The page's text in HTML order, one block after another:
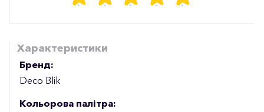
Характеристики
Бренд:
Deco Blik
Кольорова палітра: